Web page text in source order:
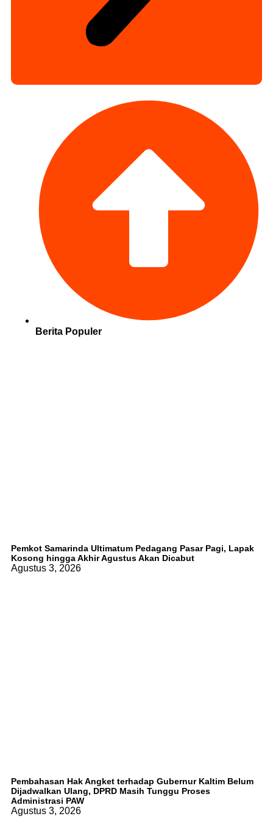
Berita Populer
Pemkot Samarinda Ultimatum Pedagang Pasar Pagi, Lapak
Kosong hingga Akhir Agustus Akan Dicabut
Agustus 3, 2026
Pembahasan Hak Angket terhadap Gubernur Kaltim Belum
Dijadwalkan Ulang, DPRD Masih Tunggu Proses
Administrasi PAW
Agustus 3, 2026